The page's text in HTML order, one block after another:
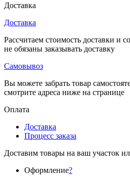
Доставка
Доставка
Рассчитаем стоимость доставки и
не обязаны заказывать доставку
Самовывоз
Вы можете забрать товар
смотрите адреса ниже на странице
Оплата
Доставка
Процесс заказа
Доставим товары на ваш участок
Оформление?